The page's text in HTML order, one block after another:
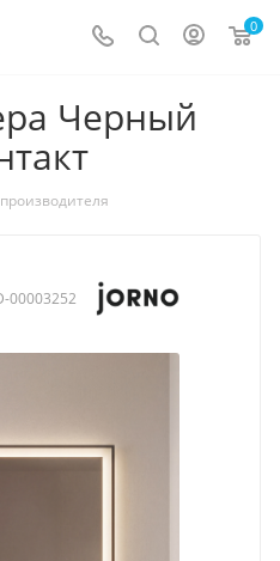
0
Черный
00003252